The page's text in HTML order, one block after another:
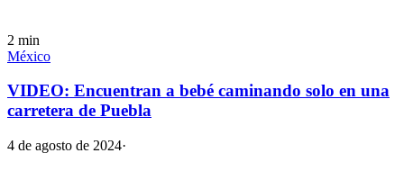
2 min
México
VIDEO: Encuentran a bebé caminando solo en una
carretera de Puebla
4 de agosto de 2024·